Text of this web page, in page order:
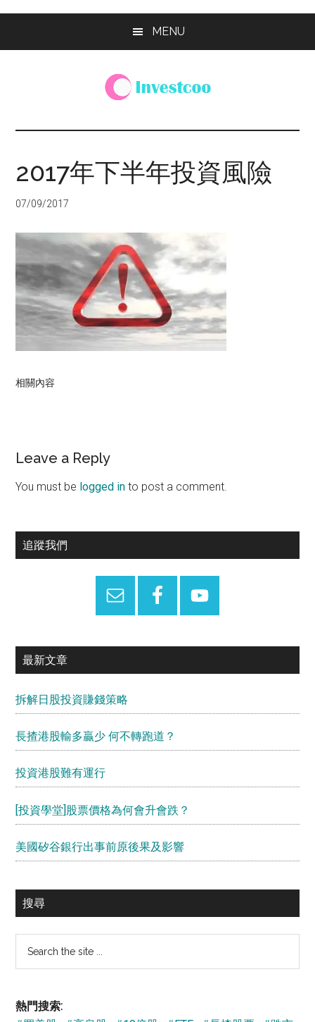
MENU
Investcoo
個
活
的
網
站
2017年下半年投資風險
07/09/2017
相關內容
Reader
Interactions
Leave a Reply
You must be logged in to post a comment.
Primary
追蹤我們
最新文章
拆解日股投資賺錢策略
長揸港股輸多贏少 何不轉跑道？
投資港股難有運行
[投資學堂]股票價格為何會升會跌？
美國矽谷銀行出事前原後果及影響
搜尋
熱門搜索: